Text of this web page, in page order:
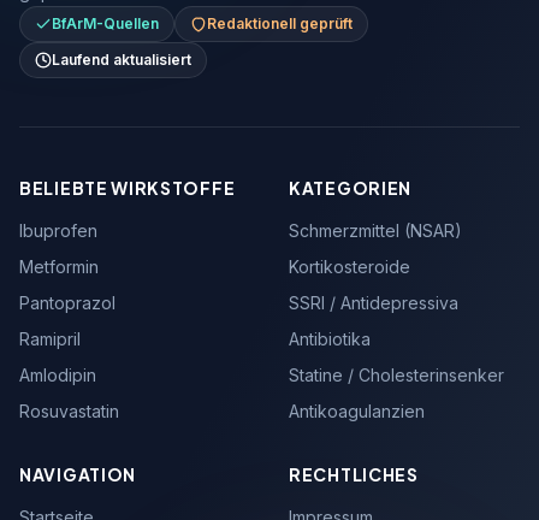
BfArM-Quellen
Redaktionell geprüft
Laufend aktualisiert
BELIEBTE WIRKSTOFFE
Ibuprofen
Metformin
Pantoprazol
Ramipril
Amlodipin
Rosuvastatin
KATEGORIEN
Schmerzmittel (NSAR)
Kortikosteroide
SSRI / Antidepressiva
Antibiotika
Statine / Cholesterinsenker
Antikoagulanzien
NAVIGATION RECHTLICHES